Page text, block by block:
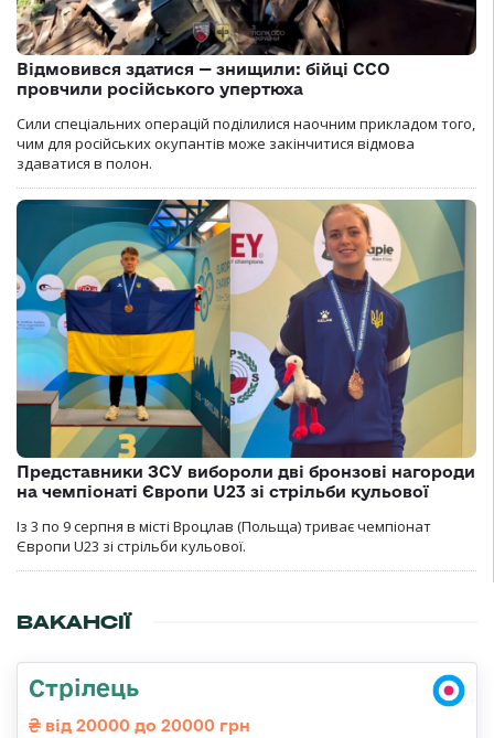
Відмовився здатися — знищили: бійці ССО
провчили російського упертюха
Сили спеціальних операцій поділилися наочним прикладом того,
чим для російських окупантів може закінчитися відмова
здаватися в полон.
Представники ЗСУ вибороли дві бронзові нагороди
на чемпіонаті Європи U23 зі стрільби кульової
Із 3 по 9 серпня в місті Вроцлав (Польща) триває чемпіонат
Європи U23 зі стрільби кульової.
ВАКАНСІЇ
Стрілець
від 20000 до 20000 грн